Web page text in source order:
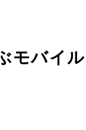
モバイ